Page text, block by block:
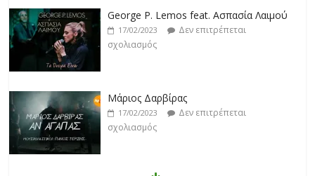
George P. Lemos feat. Ασπασία Λαιμού
17/02/2023
Δεν επιτρέπεται
σχολιασμός
Μάριος Δαρβίρας
17/02/2023
Δεν επιτρέπεται
σχολιασμός